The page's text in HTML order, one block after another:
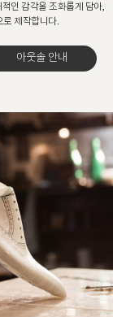
인 감각을 조화롭게 담아,
로 제작합니다.
아웃솔 안내